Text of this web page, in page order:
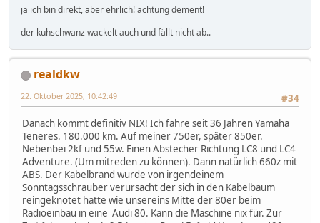
ja ich bin direkt, aber ehrlich! achtung dement!
der kuhschwanz wackelt auch und fällt nicht ab..
realdkw
#34
22. Oktober 2025, 10:42:49
Danach kommt definitiv NIX! Ich fahre seit 36 Jahren Yamaha
Teneres. 180.000 km. Auf meiner 750er, später 850er.
Nebenbei 2kf und 55w. Einen Abstecher Richtung LC8 und LC4
Adventure. (Um mitreden zu können). Dann natürlich 660z mit
ABS. Der Kabelbrand wurde von irgendeinem
Sonntagsschrauber verursacht der sich in den Kabelbaum
reingeknotet hatte wie unsereins Mitte der 80er beim
Radioeinbau in eine Audi 80. Kann die Maschine nix für. Zur